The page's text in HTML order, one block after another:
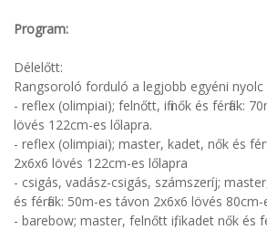
Program:
Délelőtt:
Rangsoroló forduló a legjobb egyéni
- reflex (olimpiai); felnőtt, ifi nők és férfiak:
lövés 122cm-es lőlapra.
- reflex (olimpiai); master, kadet, nők és
2x6x6 lövés 122cm-es lőlapra
- csigás, vadász-csigás, számszeríj;
és férfiak: 50m-es távon 2x6x6 lövés
- barebow; master, felnőtt ifi, kadet nők és